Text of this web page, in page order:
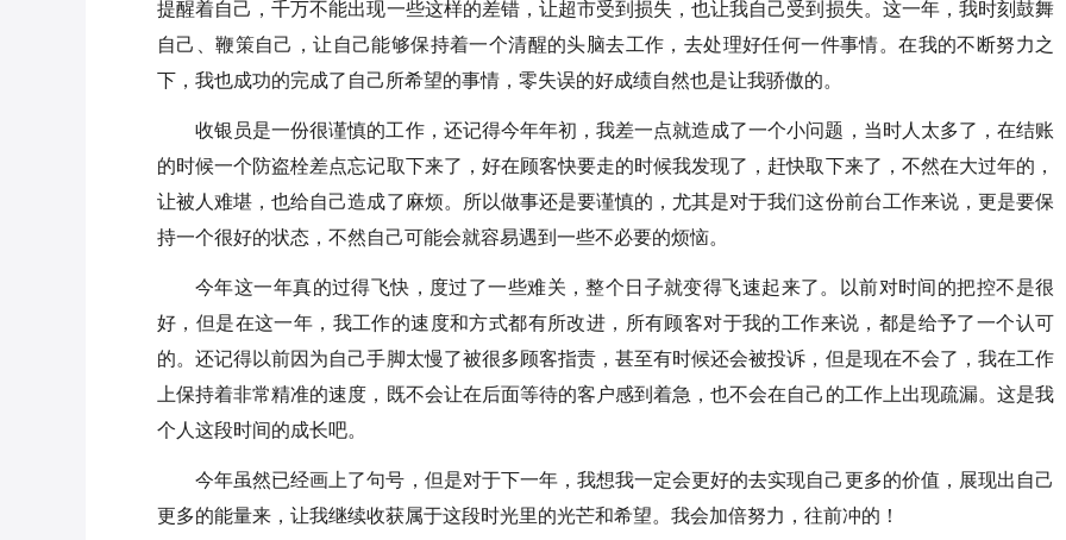
提醒着自己，千万不能出现一些这样的差错，让超市受到损失，也让我自己受到损失。这一年，我时刻鼓舞
自己、鞭策自己，让自己能够保持着一个清醒的头脑去工作，去处理好任何一件事情。在我的不断努力之
下，我也成功的完成了自己所希望的事情，零失误的好成绩自然也是让我骄傲的。
收银员是一份很谨慎的工作，还记得今年年初，我差一点就造成了一个小问题，当时人太多了，在结账
的时候一个防盗栓差点忘记取下来了，好在顾客快要走的时候我发现了，赶快取下来了，不然在大过年的，
让被人难堪，也给自己造成了麻烦。所以做事还是要谨慎的，尤其是对于我们这份前台工作来说，更是要保
持一个很好的状态，不然自己可能会就容易遇到一些不必要的烦恼。
今年这一年真的过得飞快，度过了一些难关，整个日子就变得飞速起来了。以前对时间的把控不是很
好，但是在这一年，我工作的速度和方式都有所改进，所有顾客对于我的工作来说，都是给予了一个认可
的。还记得以前因为自己手脚太慢了被很多顾客指责，甚至有时候还会被投诉，但是现在不会了，我在工作
上保持着非常精准的速度，既不会让在后面等待的客户感到着急，也不会在自己的工作上出现疏漏。这是我
个人这段时间的成长吧。
今年虽然已经画上了句号，但是对于下一年，我想我一定会更好的去实现自己更多的价值，展现出自己
更多的能量来，让我继续收获属于这段时光里的光芒和希望。我会加倍努力，往前冲的！